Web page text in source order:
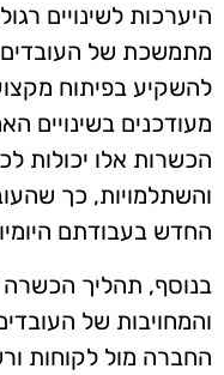
היערכות לשינויים
מתמשכת של העובדים.
להשקיע בפיתוח
מעודכנים בשינויים
הכשרות אלו יכולות
והשתלמויות, כך
החדש בעבודתם
בנוסף, תהליך הכשרה
והמחויבות של
החברה מול לקוחות